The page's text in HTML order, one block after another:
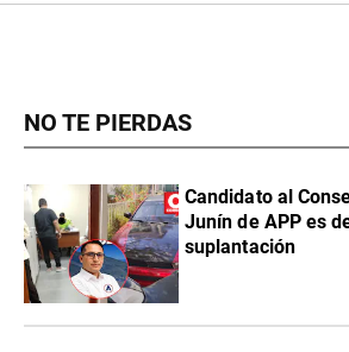
NO TE PIERDAS
Candidato al
Junín de APP es
suplantación